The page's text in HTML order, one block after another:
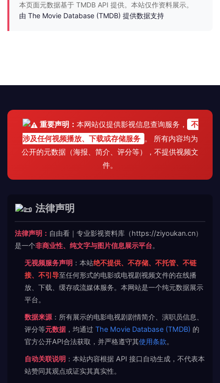
本页面元数据基于 TMDB API 提供。本站仅作资料展示。
由 The Movie Database (TMDB) 提供数据支持
重要声明： 本网站仅提供影视信息查询服务，
不
涉及任何视频播放、下载或存储服务 。 所有内容均为
公开的元数据（海报、简介、评分等），不提供视频文
件。
法律声明
法律声明： 自由看｜专业影视资料库（https://ziyoukan.cn）
是一个非商业性、纯文字与图片信息展示平台。
无视频服务声明 ：本站绝不提供、不存储、不托管、不链
接、不引导至任何形式的电影或电视剧视频文件的在线播
放、下载、缓存或流媒体服务。本网站是一个纯元数据展示
平台。
数据来源 ：所有展示的电影电视剧剧情简介、演职员信息、
评分等元数据，均通过 The Movie Database (TMDB) 的
官方公开API合法获取，并严格遵守其使用条款。
自动关联说明 ：本站内容根据 API 接口自动生成，不代表本
站赞同其观点或证实其真实性。